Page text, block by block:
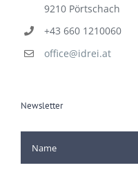
9210 Pörtschach
+43 660 1210060
office@idrei.at
Newsletter